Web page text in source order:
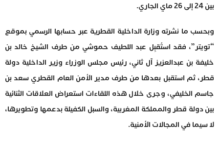
بين 24 إلى 26 ماي الجاري.
وبحسب ما نشرته وزارة الداخلية القطرية عبر حسابها الرسمي بموقع
“تويتر”، فقد استُقبِل عبد اللطيف حموشي من طرف الشيخ خالد بن
خليفة بن عبدالعزيز آل ثاني، رئيس مجلس الوزراء وزير الداخلية دولة
قطر، ثم استقبل بعدها من طرف مدير الأمن العام القطري سعد بن
جاسم الخليفي، وجرى خلال هذه اللقاءات استعراض العلاقات الثنائية
بين دولة قطر والمملكة المغربية، والسبل الكفيلة بدعمها وتطويرها،
لا سيما في المجالات الأمنية.